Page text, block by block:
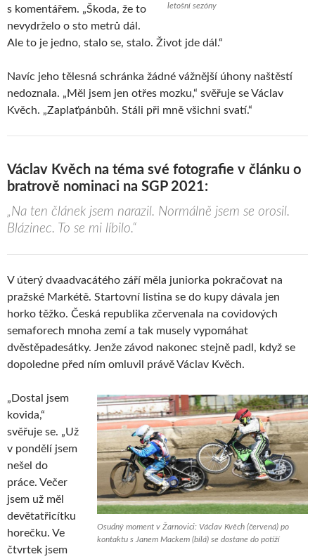
letošní sezóny
s komentářem. „Škoda, že to
nevydrželo o sto metrů dál.
Ale to je jedno, stalo se, stalo. Život jde dál.“
Navíc jeho tělesná schránka žádné vážnější úhony naštěstí
nedoznala. „Měl jsem jen otřes mozku,“ svěřuje se Václav
Kvěch. „Zaplaťpánbůh. Stáli při mně všichni svatí.“
Václav Kvěch na téma své fotografie v článku o
bratrově nominaci na SGP 2021:
„Na ten článek jsem narazil. Normálně jsem se orosil.
Blázinec. To se mi líbilo.“
V úterý dvaadvacátého září měla juniorka pokračovat na
pražské Markétě. Startovní listina se do kupy dávala jen
horko těžko. Česká republika zčervenala na covidových
semaforech mnoha zemí a tak musely vypomáhat
dvěstěpadesátky. Jenže závod nakonec stejně padl, když se
dopoledne před ním omluvil právě Václav Kvěch.
Osudný moment v Žarnovici: Václav Kvěch (červená) po
kontaktu s Janem Mackem (bílá) se dostane do potíží
„Dostal jsem
kovida,“
svěřuje se. „Už
v pondělí jsem
nešel do
práce. Večer
jsem už měl
devětatřicítku
horečku. Ve
čtvrtek jsem